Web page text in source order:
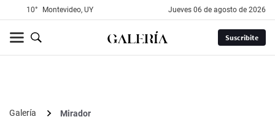
10° Montevideo, UY jueves 06 de agosto de 2026
Suscribite
Galería
Mirador